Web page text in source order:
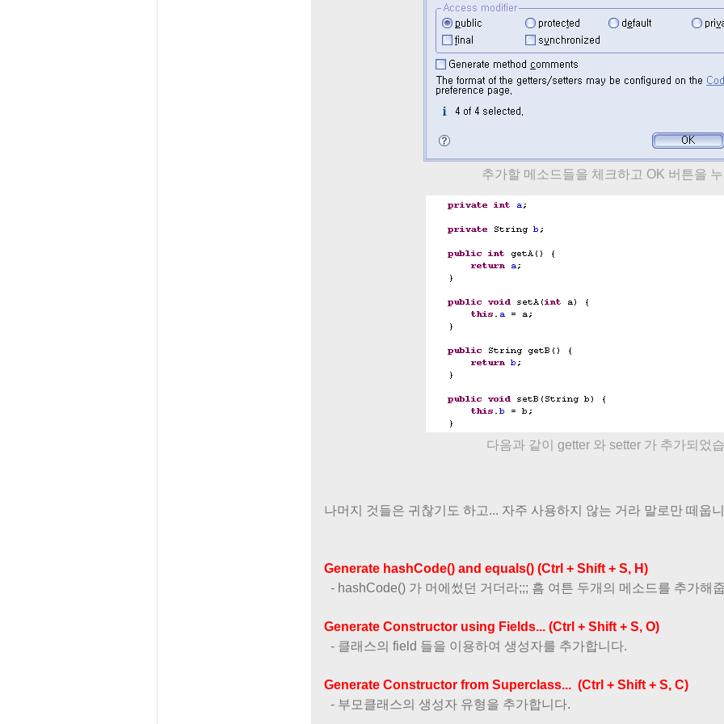
추가할 메소드들을 체크하고 OK 버튼을
다음과 같이 getter 와 setter 가 추가되었
나머지 것들은 귀찮기도 하고... 자주 사용하지 않는 거라 말로만 떼웁
Generate hashCode() and equals() (Ctrl + Shift + S, H)
- hashCode() 가 머에썼던 거더라;;; 흠 여튼 두개의 메소드를 추가해
Generate Constructor using Fields... (Ctrl + Shift + S, O)
- 클래스의 field 들을 이용하여 생성자를 추가합니다.
Generate Constructor from Superclass... (Ctrl + Shift + S, C)
- 부모클래스의 생성자 유형을 추가합니다.